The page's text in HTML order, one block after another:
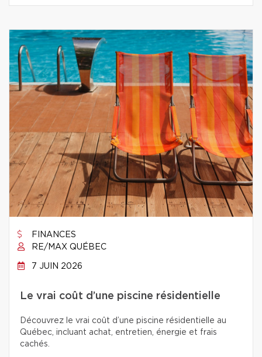
FINANCES
RE/MAX QUÉBEC
7 JUIN 2026
Le vrai coût d’une piscine résidentielle
Découvrez le vrai coût d’une piscine résidentielle au
Québec, incluant achat, entretien, énergie et frais
cachés.